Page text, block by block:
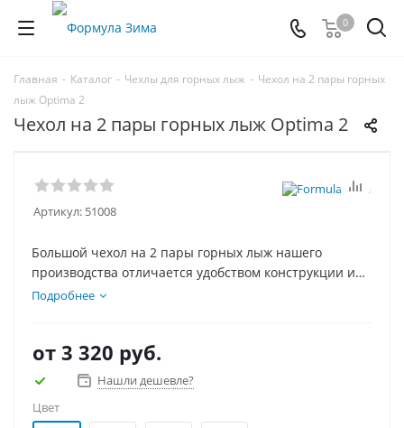
0
Главная - Каталог - Чехлы для горных лыж - Чехол на 2 пары горных
лыж Optima 2
Чехол на 2 пары горных лыж Optima 2
Артикул: 51008
Большой чехол на 2 пары горных лыж нашего
производства отличается удобством конструкции и
доступной ценой. Низ чехла усилен специальной
стяжки для фиксации лыж.
Подробнее
от 3 320 руб.
Нашли дешевле?
Цвет